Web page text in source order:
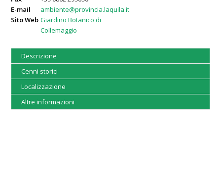
E-mail
ambiente@provincia.laquila.it
Sito Web Giardino Botanico di
Collemaggio
Descrizione
Cenni storici
Localizzazione
Altre informazioni